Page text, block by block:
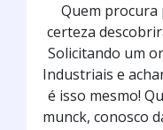
Quem procura
certeza
Solicitando um
Industriais e
é isso mesmo!
munck, conosco